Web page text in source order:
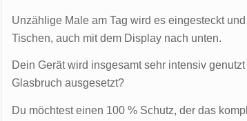
Unzählige Male am Tag wird es eingesteckt
Tischen, auch mit dem Display nach unten.
Dein Gerät wird insgesamt sehr intensiv
Glasbruch ausgesetzt?
Du möchtest einen 100 % Schutz, der das